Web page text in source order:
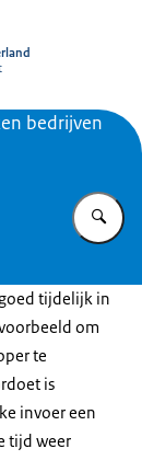
bedrijven
tijdelijk in
om
te
is
invoer een
tijd weer